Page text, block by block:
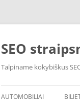
Skip
SEO
Talpiname kokybiškus
AUTOMOBILIAI